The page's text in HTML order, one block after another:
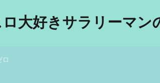
大好きサラリーマン
ロ